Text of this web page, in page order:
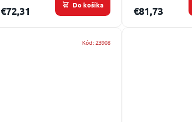
€72,31 Do košíka €81,73
Kód:23908